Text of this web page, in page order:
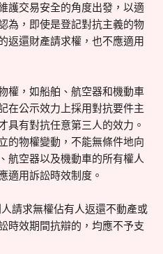
護交易安全的角度出發，以適
為，即使是登記對抗主義的物
返還財產請求權，也不應適用
權，如船舶、航空器和機動車
在公示效力上採用對抗要件主
具有對抗任意第三人的效力。
的物權變動，不能無條件地向
航空器以及機動車的所有權人
適用訴訟時效制度。
請求無權佔有人返還不動產或
時效期間抗辯的，均應不予支